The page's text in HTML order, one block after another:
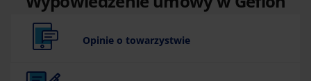
Opinie o towarzystwie